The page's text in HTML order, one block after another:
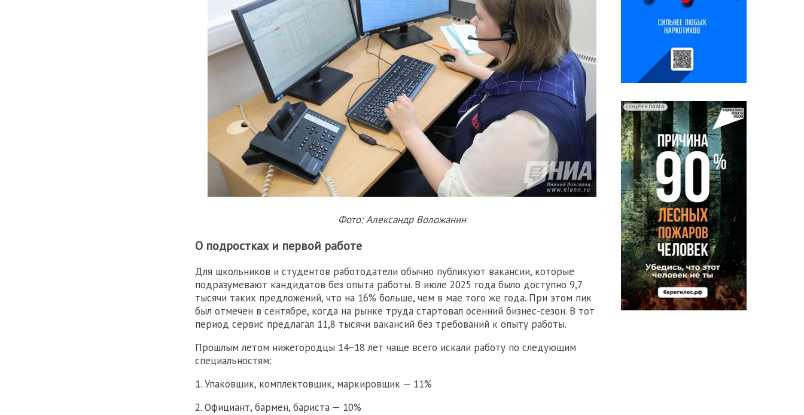
Фото: Александр Воложанин
О подростках и первой работе
Для школьников и студентов работодатели обычно публикуют вакансии, которые
подразумевают кандидатов без опыта работы. В июле 2025 года было доступно 9,7
тысячи таких предложений, что на 16% больше, чем в мае того же года. При этом пик
был отмечен в сентябре, когда на рынке труда стартовал осенний бизнес-сезон. В тот
период сервис предлагал 11,8 тысячи вакансий без требований к опыту работы.
Прошлым летом нижегородцы 14−18 лет чаще всего искали работу по следующим
специальностям:
1. Упаковщик, комплектовщик, маркировщик — 11%
2. Официант, бармен, бариста — 10%
СОЦРЕКЛАМА